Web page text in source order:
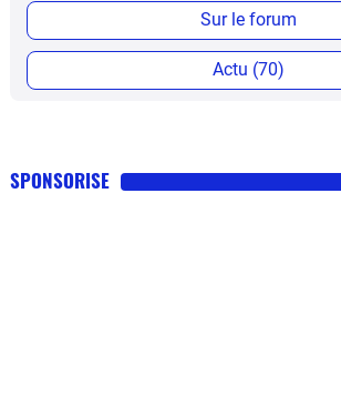
Sur le forum
Actu (70)
SPONSORISE